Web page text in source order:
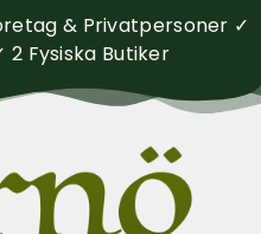
& Privatpersoner ✓
2 Fysiska Butiker